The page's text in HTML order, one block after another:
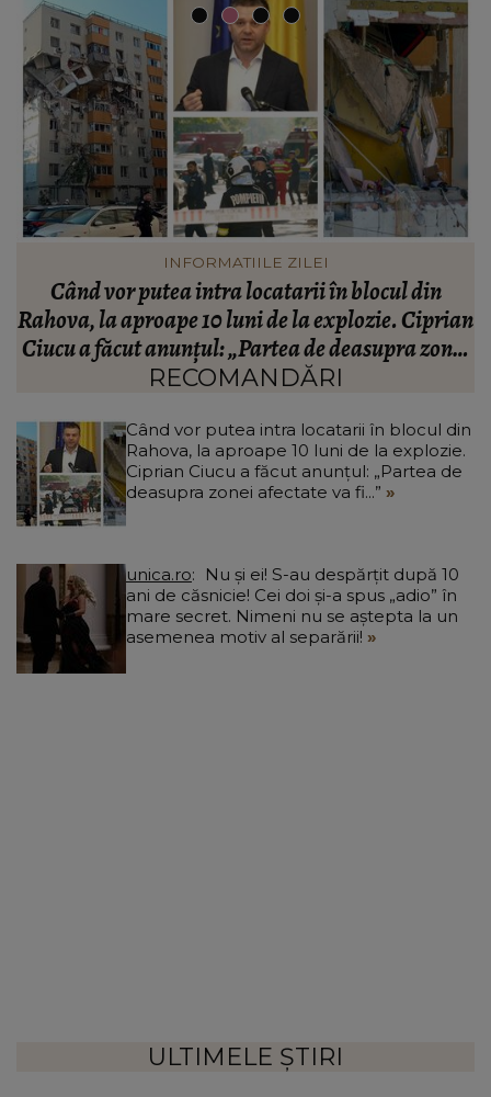
INFORMATIILE ZILEI
Acuzații grave după găsirea fetiței de 11 ani
dispărute în Bacău! Familia copilei cere imaginile
de pe camerele de supraveghere: „Nu s-a mai dus
sora mea...”
RECOMANDĂRI
Când vor putea intra locatarii în blocul din
Rahova, la aproape 10 luni de la explozie.
Ciprian Ciucu a făcut anunțul: „Partea de
deasupra zonei afectate va fi...”
unica.ro
ani de căsnicie! Cei doi și-a spus „adio” în
mare secret. Nimeni nu se aștepta la un
asemenea motiv al separării!
ULTIMELE ȘTIRI